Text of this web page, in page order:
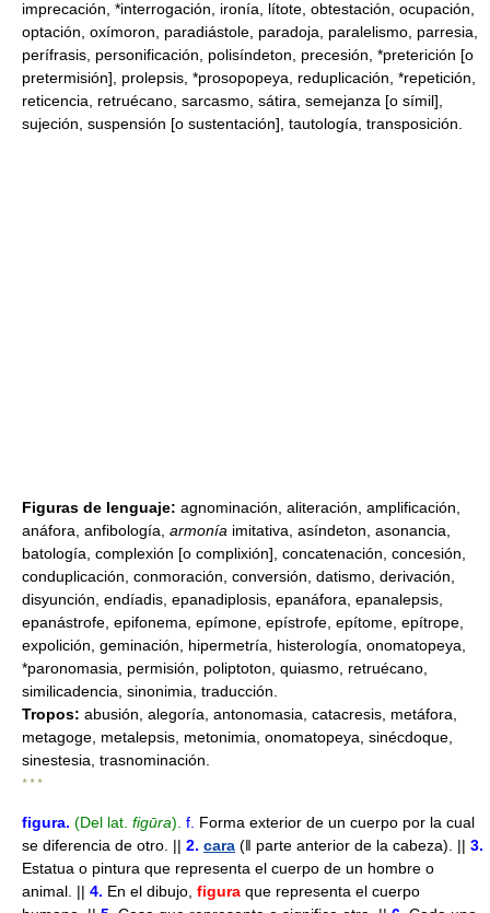
imprecación, *interrogación, ironía, lítote, obtestación, ocupación,
optación, oxímoron, paradiástole, paradoja, paralelismo, parresia,
perífrasis, personificación, polisíndeton, precesión, *preterición [o
pretermisión], prolepsis, *prosopopeya, reduplicación, *repetición,
reticencia, retruécano, sarcasmo, sátira, semejanza [o símil],
sujeción, suspensión [o sustentación], tautología, transposición.
Figuras de lenguaje: agnominación, aliteración, amplificación,
anáfora, anfibología, armonía imitativa, asíndeton, asonancia,
batología, complexión [o complixión], concatenación, concesión,
conduplicación, conmoración, conversión, datismo, derivación,
disyunción, endíadis, epanadiplosis, epanáfora, epanalepsis,
epanástrofe, epifonema, epímone, epístrofe, epítome, epítrope,
expolición, geminación, hipermetría, histerología, onomatopeya,
*paronomasia, permisión, poliptoton, quiasmo, retruécano,
similicadencia, sinonimia, traducción.
Tropos: abusión, alegoría, antonomasia, catacresis, metáfora,
metagoge, metalepsis, metonimia, onomatopeya, sinécdoque,
sinestesia, trasnominación.
* * *
figura. (Del lat. figūra). f. Forma exterior de un cuerpo por la cual
se diferencia de otro. || 2. cara (ǁ parte anterior de la cabeza). || 3.
Estatua o pintura que representa el cuerpo de un hombre o
animal. || 4. En el dibujo, figura que representa el cuerpo